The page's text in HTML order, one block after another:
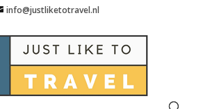
info@justliketotravel.nl